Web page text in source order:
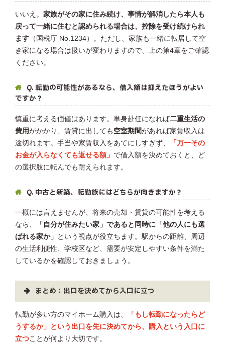
いいえ。 家族がその家に住み続け、事情が解消したら本人も
戻って一緒に住むと認められる場合は、控除を受け続けられ
ます （国税庁 No.1234）。ただし、家族も一緒に転居して空
き家になる場合は扱いが変わりますので、上の第4章をご確認
ください。
Q. 転勤の可能性があるなら、借入額は抑えたほうがよい
ですか？
慎重に考える価値はあります。単身赴任になれば二重生活の
費用がかかり、賃貸に出しても 空室期間があれば家賃収入は
途切れます。手当や家賃収入をあてにしすぎず、
「万一その
お金が入らなくても返せる額」 で借入額を決めておくと、ど
の選択肢に転んでも耐えられます。
Q. 中古と新築、転勤族にはどちらが向きますか？
一概には言えませんが、将来の売却・賃貸の可能性を考える
なら、
「自分が住みたい家」であると同時に「他の人にも選
ばれる家か」 という視点が役立ちます。駅からの距離、周辺
の生活利便性、学校区など、需要が安定しやすい条件を満た
しているかを確認しておきましょう。
まとめ：出口を決めてから入口に立つ
転勤が多い方のマイホーム購入は、
「もし転勤になったらど
うするか」という出口を先に決めてから、購入という入口に
立つことが何より大切です。